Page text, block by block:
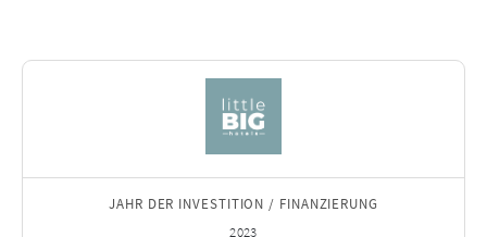
JAHR DER INVESTITION / FINANZIERUNG
2023